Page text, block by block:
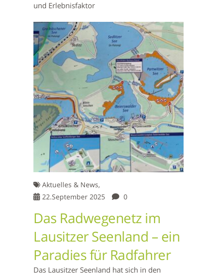
und Erlebnisfaktor
Aktuelles & News,
22.September 2025
0
Das Radwegenetz im
Lausitzer Seenland – ein
Paradies für Radfahrer
Das Lausitzer Seenland hat sich in den